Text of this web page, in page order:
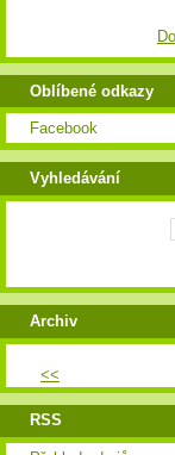
Oblíbené odkazy
Facebook
Vyhledávání
Archiv
<<
RSS